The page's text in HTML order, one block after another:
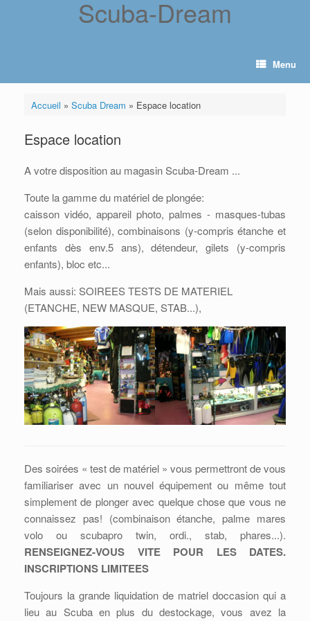
Scuba-Dream
Menu
Accueil » Scuba Dream » Espace location
Espace location
A votre disposition au magasin Scuba-Dream ...
Toute la gamme du matériel de plongée:
caisson vidéo, appareil photo, palmes - masques-tubas
(selon disponibilité), combinaisons (y-compris étanche et
enfants dès env.5 ans), détendeur, gilets (y-compris
enfants), bloc etc...
Mais aussi: SOIREES TESTS DE MATERIEL
(ETANCHE, NEW MASQUE, STAB...),
Des soirées « test de matériel » vous permettront de vous
familiariser avec un nouvel équipement ou même tout
simplement de plonger avec quelque chose que vous ne
connaissez pas! (combinaison étanche, palme mares
volo ou scubapro twin, ordi., stab, phares...).
RENSEIGNEZ-VOUS VITE POUR LES DATES.
INSCRIPTIONS LIMITEES
Toujours la grande liquidation de matriel doccasion qui a
lieu au Scuba en plus du destockage, vous avez la